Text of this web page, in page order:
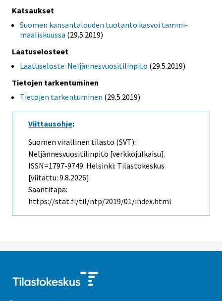
Katsaukset
Suomen kansantalouden tuotanto kasvoi tammi-
maaliskuussa (29.5.2019)
Laatuselosteet
Laatuseloste: Neljännesvuositilinpito (29.5.2019)
Tietojen tarkentuminen
Tietojen tarkentuminen (29.5.2019)
Viittausohje:
Suomen virallinen tilasto (SVT):
Neljännesvuositilinpito [verkkojulkaisu].
ISSN=1797-9749. Helsinki: Tilastokeskus
[viitattu: 9.8.2026].
Saantitapa:
https://stat.fi/til/ntp/2019/01/index.html